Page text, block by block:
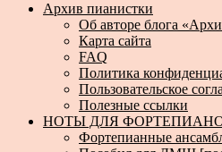
Архив пианистки
Об авторе блога
Карта сайта
FAQ
Политика
Пользовательское
Полезные ссылки
НОТЫ ДЛЯ
Фортепианные